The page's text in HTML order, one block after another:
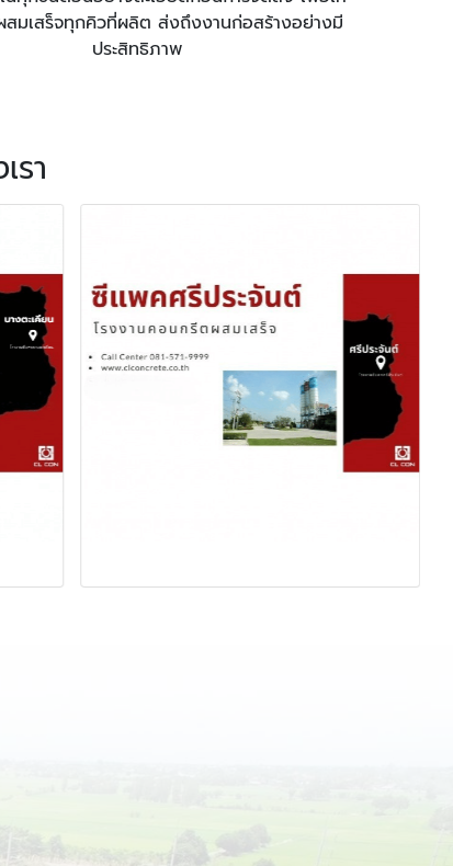
มเสร็จทุกคิวที่ผลิต ส่งถึงงานก่อสร้างอย่างมี
ประสิทธิภาพ
รา